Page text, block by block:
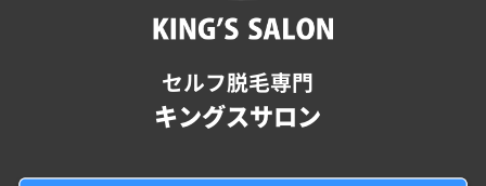
セルフ脱毛専門
キングスサロン